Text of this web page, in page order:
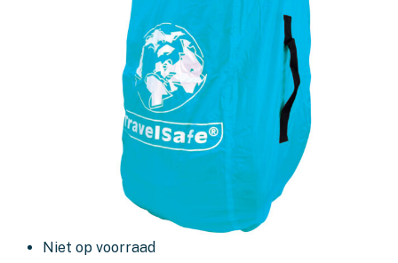
worden
op
de
productpagina
Niet op voorraad